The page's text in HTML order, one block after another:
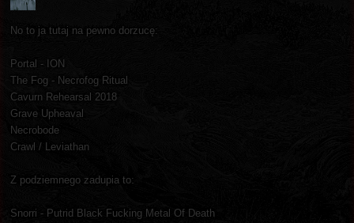
No to ja tutaj na pewno dorzucę:
Portal - ION
The Fog - Necrofog Ritual
Cavurn Rehearsal 2018
Grave Upheaval
Necrobode
Crawl / Leviathan
Z podziemnego zadupia to:
Snorri - Putrid Black Fucking Metal Of Death